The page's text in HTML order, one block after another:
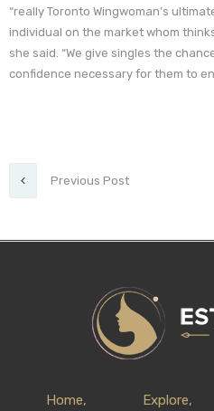
“really Toronto Wingwoman’s
individual on the market whom
she said. “We give singles the
confidence necessary for them to
Previous Post
Home Explore